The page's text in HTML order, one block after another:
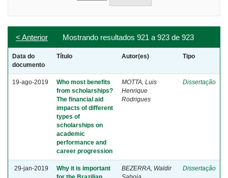
Mostrando resultados 921 a 923 de 923
< Anterior
Data do
documento
Título Autor(es) Tipo
19-ago-2019
Who most benefits
from scholarships?
The financial aid
impacts of different
types of
scholarships on
academic
performance and
career progression
MOTTA, Luis
Henrique
Rodrigues
Dissertação
29-jan-2019
Why it is important
BEZERRA, Waldir
Dissertação